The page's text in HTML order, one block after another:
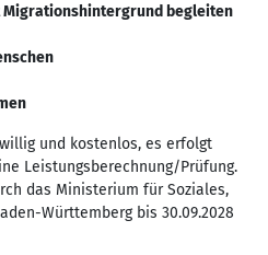
Migrationshintergrund begleiten
und kostenlos, es erfolgt
Leistungsberechnung/Prüfung.
das Ministerium für Soziales,
Württemberg bis 30.09.2028